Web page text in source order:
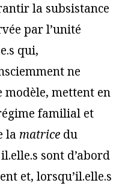
la subsistance
par l’unité
qui,
ne
modèle, mettent en
familial et
la matrice du
sont d’abord
et, lorsqu’il.elle.s